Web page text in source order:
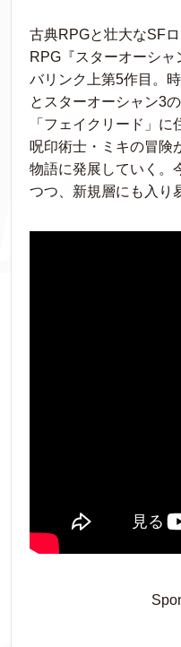
古典RPGと壮大なSF
RPG『スターオーシ
バリンク上第5作目。
とスターオーシャン3
「フェイクリード」
呪印術士・ミキの冒険
物語に発展していく。
つつ、新規層にも入り